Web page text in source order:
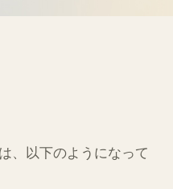
、以下のようになって